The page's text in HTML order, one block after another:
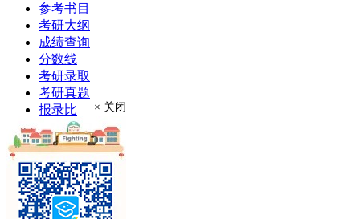
参考书目
考研大纲
成绩查询
分数线
考研录取
考研真题
报录比
推荐免试
现场确认
在职硕士
考场安排
学费奖助
联系方式
× 关闭